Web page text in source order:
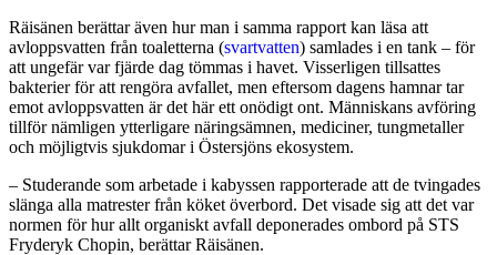
Räisänen berättar även hur man i samma rapport kan läsa att
avloppsvatten från toaletterna (svartvatten) samlades i en tank – för
att ungefär var fjärde dag tömmas i havet. Visserligen tillsattes
bakterier för att rengöra avfallet, men eftersom dagens hamnar tar
emot avloppsvatten är det här ett onödigt ont. Människans avföring
tillför nämligen ytterligare näringsämnen, mediciner, tungmetaller
och möjligtvis sjukdomar i Östersjöns ekosystem.
– Studerande som arbetade i kabyssen rapporterade att de tvingades
slänga alla matrester från köket överbord. Det visade sig att det var
normen för hur allt organiskt avfall deponerades ombord på STS
Fryderyk Chopin, berättar Räisänen.